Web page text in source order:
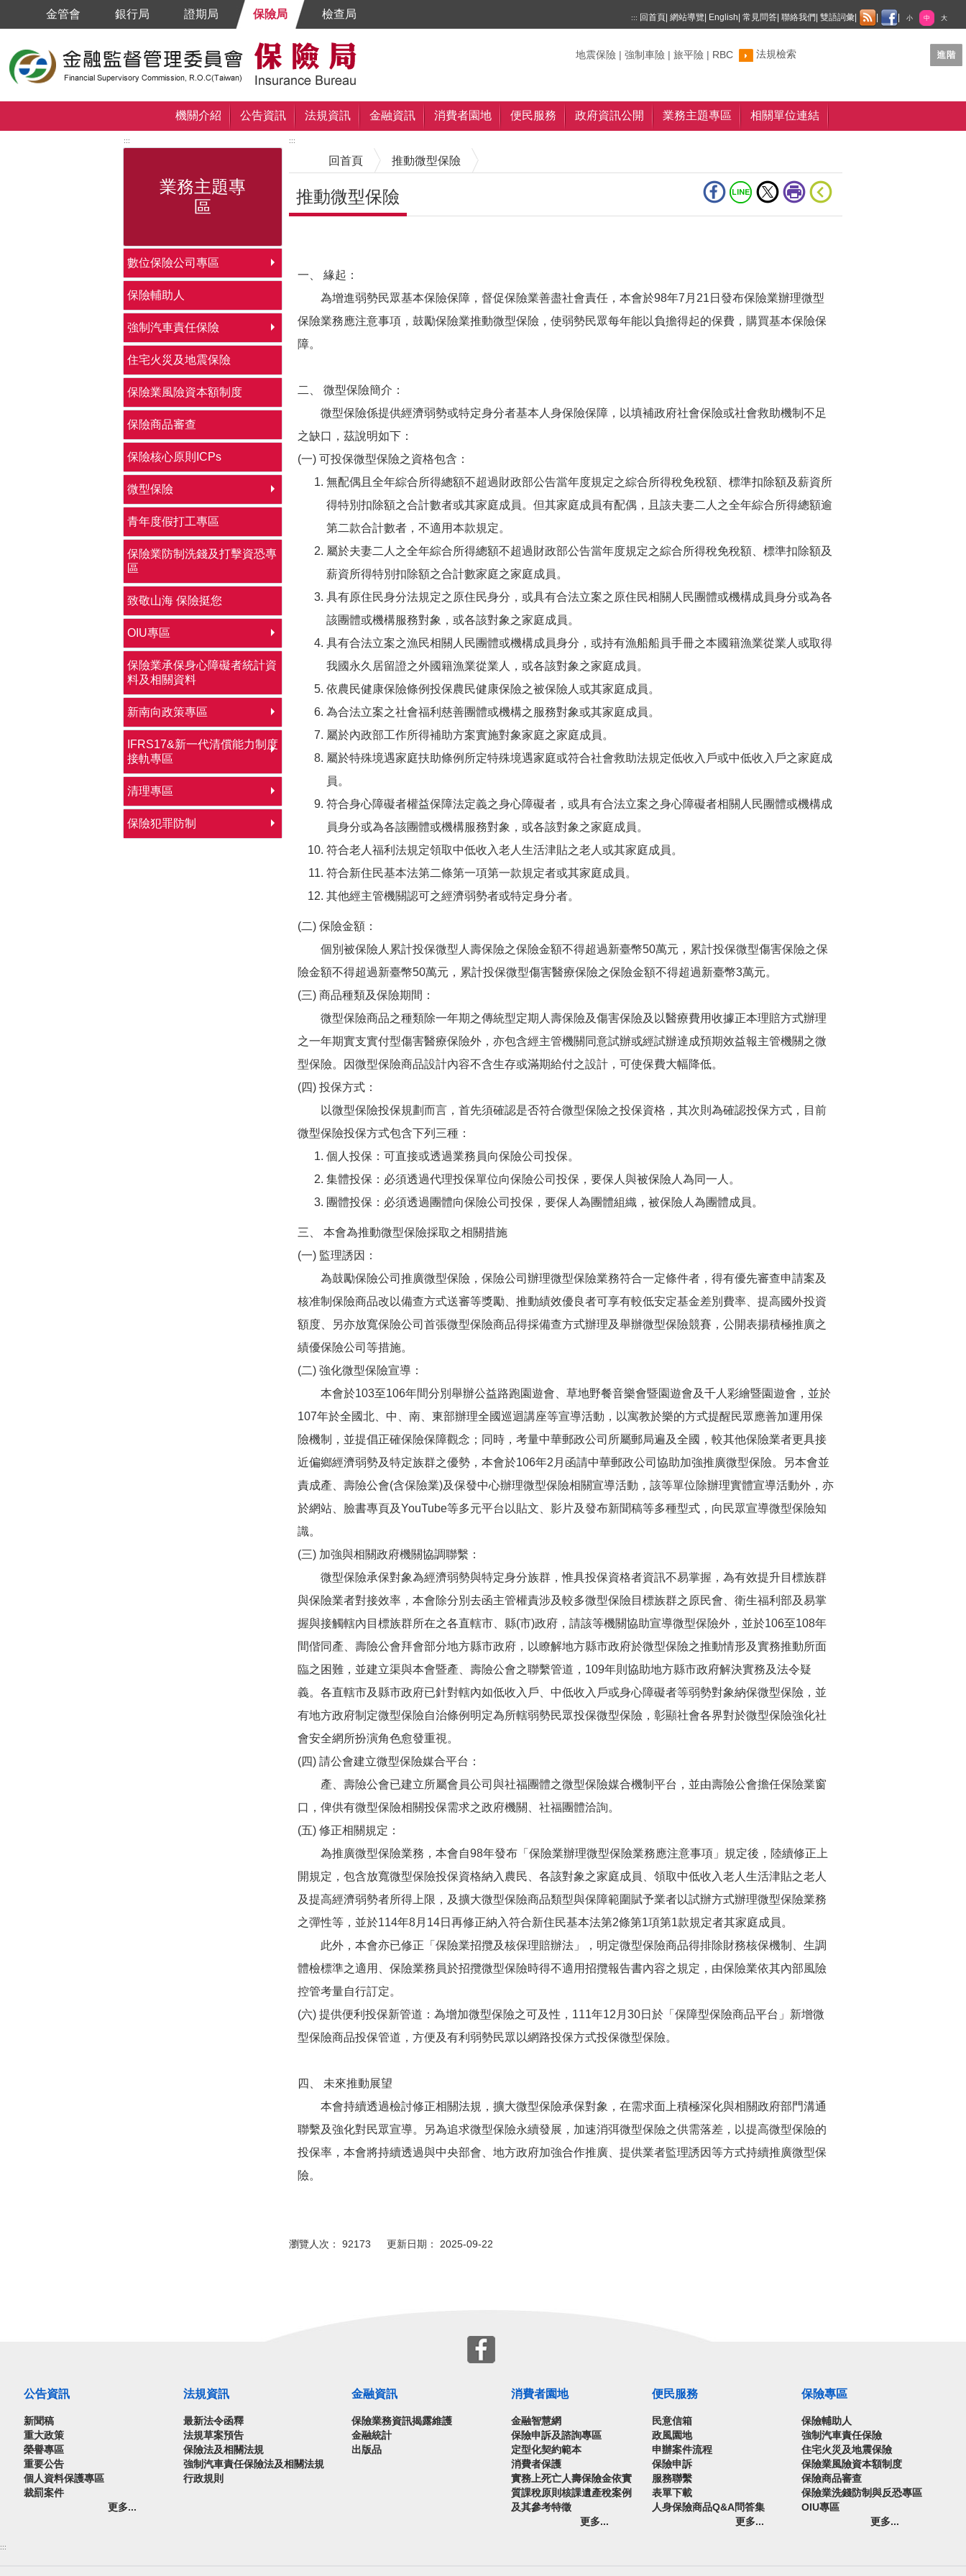
跳到主要內容區塊
金管會 銀行局 證期局 保險局 檢查局 ::: 回首頁 網站導覽 English 常見問答 聯絡我們 雙語詞彙 小 中 大
搜尋
搜尋
關鍵字
地震保險 強制車險 旅平險 RBC 法規檢索
機關介紹 公告資訊 法規資訊 金融資訊 消費者園地 便民服務 政府資訊公開 業務主題專區 相關單位連結
:::
業務主題專
區
數位保險公司專區
保險輔助人
強制汽車責任保險
住宅火災及地震保險
保險業風險資本額制度
保險商品審查
保險核心原則ICPs
微型保險
青年度假打工專區
保險業防制洗錢及打擊資恐專
區
致敬山海 保險挺您
OIU專區
保險業承保身心障礙者統計資
料及相關資料
新南向政策專區
IFRS17&新一代清償能力制度
接軌專區
清理專區
保險犯罪防制
:::
回首頁 推動微型保險
推動微型保險
一、 緣起：
為增進弱勢民眾基本保險保障，督促保險業善盡社會責任，本會於98年7月21日發布保險業辦理微型
保險業務應注意事項，鼓勵保險業推動微型保險，使弱勢民眾每年能以負擔得起的保費，購買基本保險保
障。
二、 微型保險簡介：
微型保險係提供經濟弱勢或特定身分者基本人身保險保障，以填補政府社會保險或社會救助機制不足
之缺口，茲說明如下：
(一) 可投保微型保險之資格包含：
無配偶且全年綜合所得總額不超過財政部公告當年度規定之綜合所得稅免稅額、標準扣除額及薪資所
得特別扣除額之合計數者或其家庭成員。但其家庭成員有配偶，且該夫妻二人之全年綜合所得總額逾
第二款合計數者，不適用本款規定。
屬於夫妻二人之全年綜合所得總額不超過財政部公告當年度規定之綜合所得稅免稅額、標準扣除額及
薪資所得特別扣除額之合計數家庭之家庭成員。
具有原住民身分法規定之原住民身分，或具有合法立案之原住民相關人民團體或機構成員身分或為各
該團體或機構服務對象，或各該對象之家庭成員。
具有合法立案之漁民相關人民團體或機構成員身分，或持有漁船船員手冊之本國籍漁業從業人或取得
我國永久居留證之外國籍漁業從業人，或各該對象之家庭成員。
依農民健康保險條例投保農民健康保險之被保險人或其家庭成員。
為合法立案之社會福利慈善團體或機構之服務對象或其家庭成員。
屬於內政部工作所得補助方案實施對象家庭之家庭成員。
屬於特殊境遇家庭扶助條例所定特殊境遇家庭或符合社會救助法規定低收入戶或中低收入戶之家庭成
員。
符合身心障礙者權益保障法定義之身心障礙者，或具有合法立案之身心障礙者相關人民團體或機構成
員身分或為各該團體或機構服務對象，或各該對象之家庭成員。
符合老人福利法規定領取中低收入老人生活津貼之老人或其家庭成員。
符合新住民基本法第二條第一項第一款規定者或其家庭成員。
其他經主管機關認可之經濟弱勢者或特定身分者。
(二) 保險金額：
個別被保險人累計投保微型人壽保險之保險金額不得超過新臺幣50萬元，累計投保微型傷害保險之保
險金額不得超過新臺幣50萬元，累計投保微型傷害醫療保險之保險金額不得超過新臺幣3萬元。
(三) 商品種類及保險期間：
微型保險商品之種類除一年期之傳統型定期人壽保險及傷害保險及以醫療費用收據正本理賠方式辦理
之一年期實支實付型傷害醫療保險外，亦包含經主管機關同意試辦或經試辦達成預期效益報主管機關之微
型保險。因微型保險商品設計內容不含生存或滿期給付之設計，可使保費大幅降低。
(四) 投保方式：
以微型保險投保規劃而言，首先須確認是否符合微型保險之投保資格，其次則為確認投保方式，目前
微型保險投保方式包含下列三種：
個人投保：可直接或透過業務員向保險公司投保。
集體投保：必須透過代理投保單位向保險公司投保，要保人與被保險人為同一人。
團體投保：必須透過團體向保險公司投保，要保人為團體組織，被保險人為團體成員。
三、 本會為推動微型保險採取之相關措施
(一) 監理誘因：
為鼓勵保險公司推廣微型保險，保險公司辦理微型保險業務符合一定條件者，得有優先審查申請案及
核准制保險商品改以備查方式送審等獎勵、推動績效優良者可享有較低安定基金差別費率、提高國外投資
額度、另亦放寬保險公司首張微型保險商品得採備查方式辦理及舉辦微型保險競賽，公開表揚積極推廣之
績優保險公司等措施。
(二) 強化微型保險宣導：
本會於103至106年間分別舉辦公益路跑園遊會、草地野餐音樂會暨園遊會及千人彩繪暨園遊會，並於
107年於全國北、中、南、東部辦理全國巡迴講座等宣導活動，以寓教於樂的方式提醒民眾應善加運用保
險機制，並提倡正確保險保障觀念；同時，考量中華郵政公司所屬郵局遍及全國，較其他保險業者更具接
近偏鄉經濟弱勢及特定族群之優勢，本會於106年2月函請中華郵政公司協助加強推廣微型保險。另本會並
責成產、壽險公會(含保險業)及保發中心辦理微型保險相關宣導活動，該等單位除辦理實體宣導活動外，亦
於網站、臉書專頁及YouTube等多元平台以貼文、影片及發布新聞稿等多種型式，向民眾宣導微型保險知
識。
(三) 加強與相關政府機關協調聯繫：
微型保險承保對象為經濟弱勢與特定身分族群，惟具投保資格者資訊不易掌握，為有效提升目標族群
與保險業者對接效率，本會除分別去函主管權責涉及較多微型保險目標族群之原民會、衛生福利部及易掌
握與接觸轄內目標族群所在之各直轄市、縣(市)政府，請該等機關協助宣導微型保險外，並於106至108年
間偕同產、壽險公會拜會部分地方縣市政府，以瞭解地方縣市政府於微型保險之推動情形及實務推動所面
臨之困難，並建立渠與本會暨產、壽險公會之聯繫管道，109年則協助地方縣市政府解決實務及法令疑
義。各直轄市及縣市政府已針對轄內如低收入戶、中低收入戶或身心障礙者等弱勢對象納保微型保險，並
有地方政府制定微型保險自治條例明定為所轄弱勢民眾投保微型保險，彰顯社會各界對於微型保險強化社
會安全網所扮演角色愈發重視。
(四) 請公會建立微型保險媒合平台：
產、壽險公會已建立所屬會員公司與社福團體之微型保險媒合機制平台，並由壽險公會擔任保險業窗
口，俾供有微型保險相關投保需求之政府機關、社福團體洽詢。
(五) 修正相關規定：
為推廣微型保險業務，本會自98年發布「保險業辦理微型保險業務應注意事項」規定後，陸續修正上
開規定，包含放寬微型保險投保資格納入農民、各該對象之家庭成員、領取中低收入老人生活津貼之老人
及提高經濟弱勢者所得上限，及擴大微型保險商品類型與保障範圍賦予業者以試辦方式辦理微型保險業務
之彈性等，並於114年8月14日再修正納入符合新住民基本法第2條第1項第1款規定者其家庭成員。
此外，本會亦已修正「保險業招攬及核保理賠辦法」，明定微型保險商品得排除財務核保機制、生調
體檢標準之適用、保險業務員於招攬微型保險時得不適用招攬報告書內容之規定，由保險業依其內部風險
控管考量自行訂定。
(六) 提供便利投保新管道：為增加微型保險之可及性，111年12月30日於「保障型保險商品平台」新增微
型保險商品投保管道，方便及有利弱勢民眾以網路投保方式投保微型保險。
四、 未來推動展望
本會持續透過檢討修正相關法規，擴大微型保險承保對象，在需求面上積極深化與相關政府部門溝通
聯繫及強化對民眾宣導。另為追求微型保險永續發展，加速消弭微型保險之供需落差，以提高微型保險的
投保率，本會將持續透過與中央部會、地方政府加強合作推廣、提供業者監理誘因等方式持續推廣微型保
險。
瀏覽人次： 92173 更新日期： 2025-09-22
公告資訊
新聞稿
重大政策
榮譽專區
重要公告
個人資料保護專區
裁罰案件
更多...
法規資訊
最新法令函釋
法規草案預告
保險法及相關法規
強制汽車責任保險法及相關法規
行政規則
金融資訊
保險業務資訊揭露維護
金融統計
出版品
消費者園地
金融智慧網
保險申訴及諮詢專區
定型化契約範本
消費者保護
實務上死亡人壽保險金依實
質課稅原則核課遺產稅案例
及其參考特徵
更多...
便民服務
民意信箱
政風園地
申辦案件流程
保險申訴
服務聯繫
表單下載
人身保險商品Q&A問答集
更多...
保險專區
保險輔助人
強制汽車責任保險
住宅火災及地震保險
保險業風險資本額制度
保險商品審查
保險業洗錢防制與反恐專區
OIU專區
更多...
:::